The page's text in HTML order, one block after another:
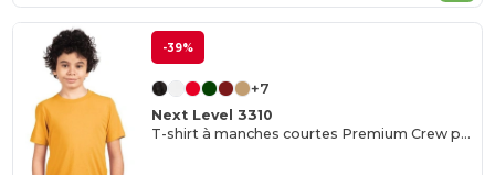
-39%
+7
Next Level 3310
T-shirt à manches courtes Premium Crew pour jeunes